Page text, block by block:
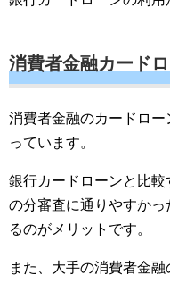
消費者金融カード
消費者金融のカードロ
っています。
銀行カードローンと比
の分審査に通りやすか
るのがメリットです。
また、大手の消費者金